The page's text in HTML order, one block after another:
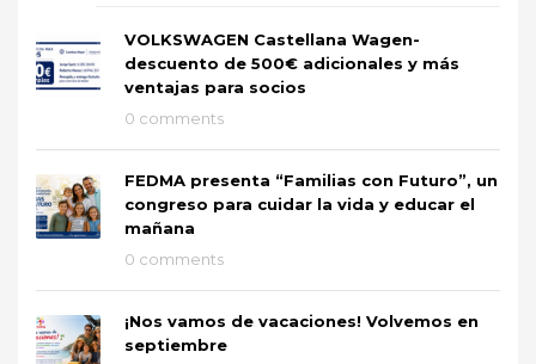
VOLKSWAGEN Castellana Wagen-
descuento de 500€ adicionales y más
ventajas para socios
0 comments
FEDMA presenta “Familias con Futuro”, un
congreso para cuidar la vida y educar el
mañana
0 comments
¡Nos vamos de vacaciones! Volvemos en
septiembre